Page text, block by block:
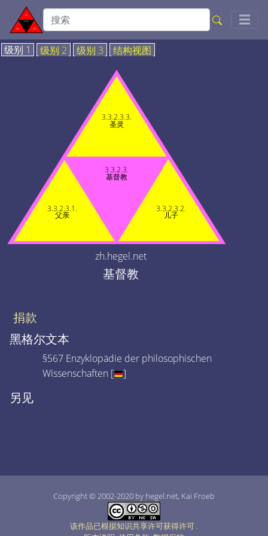
☰
级别 1 级别 2 级别 3 结构视图
3.3.2.3.
基督教
3.3.2.3.1.
父亲
3.3.2.3.2.
儿子
3.3.2.3.3.
圣灵
zh.hegel.net
基督教
捐款
黑格尔文本
§567 Enzyklopädie der philosophischen
Wissenschaften [
]
另见
Copyright © 2002-2020 by hegel.net, Kai Froeb
该作品已根据知识共享许可获得许可 .